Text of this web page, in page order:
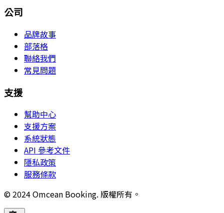
公司
品牌故事
部落格
聯絡我們
常見問題
支援
幫助中心
支援方案
系統狀態
API 參考文件
隱私政策
服務條款
© 2024 Omcean Booking. 版權所有。